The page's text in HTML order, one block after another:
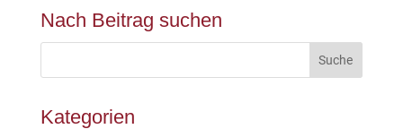
Nach Beitrag suchen
Kategorien